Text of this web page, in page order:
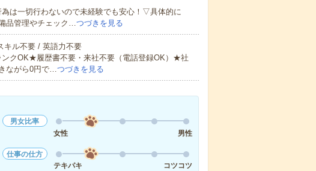
は一切行わないので未経験でも安心！▽具体的に
品管理やチェック…つづきを見る
キル不要 / 英語力不要
クOK★履歴書不要・来社不要（電話登録OK）★社
ながら0円で…つづきを見る
男女比率
女性
男性
仕事の仕方
テキパキ
コツコツ